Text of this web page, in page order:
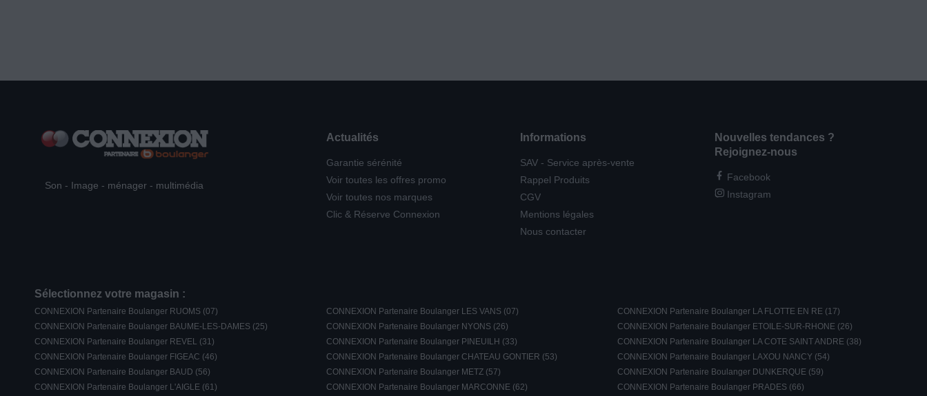
Son - Image - ménager - multimédia
Actualités
Garantie sérénité
Voir toutes les offres promo
Voir toutes nos marques
Clic & Réserve Connexion
Informations
SAV - Service après-vente
Rappel Produits
CGV
Mentions légales
Nous contacter
Nouvelles tendances ?
Rejoignez-nous
Facebook
Instagram
Sélectionnez votre magasin :
CONNEXION Partenaire Boulanger RUOMS (07) CONNEXION Partenaire Boulanger LES VANS (07)
CONNEXION Partenaire Boulanger LA FLOTTE EN RE (17)
CONNEXION Partenaire Boulanger BAUME-LES-DAMES (25)
CONNEXION Partenaire Boulanger NYONS (26)
CONNEXION Partenaire Boulanger ETOILE-SUR-RHONE (26)
CONNEXION Partenaire Boulanger REVEL (31)
CONNEXION Partenaire Boulanger PINEUILH (33)
CONNEXION Partenaire Boulanger LA COTE SAINT ANDRE (38)
CONNEXION Partenaire Boulanger FIGEAC (46)
CONNEXION Partenaire Boulanger CHATEAU GONTIER (53)
CONNEXION Partenaire Boulanger LAXOU NANCY (54)
CONNEXION Partenaire Boulanger BAUD (56)
CONNEXION Partenaire Boulanger METZ (57)
CONNEXION Partenaire Boulanger DUNKERQUE (59)
CONNEXION Partenaire Boulanger L'AIGLE (61)
CONNEXION Partenaire Boulanger MARCONNE (62) CONNEXION Partenaire Boulanger PRADES (66)